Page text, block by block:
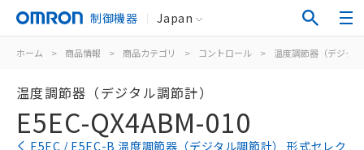
制御機器 Japan
ホーム > 商品情報 > 商品カテゴリ > コントロール > 温度調節器（デジタ
温度調節器（デジタル調節計）
E5EC-QX4ABM-010
E5EC / E5EC-B 温度調節器（デジタル調節計） 形式セレク